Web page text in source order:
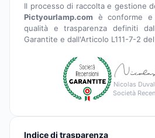
Il processo di raccolta e gestione
Pictyourlamp.com è conforme
qualità e trasparenza definiti
Garantite e dall'Articolo L111-7-2
Nicolas
Società
Indice di trasparenza